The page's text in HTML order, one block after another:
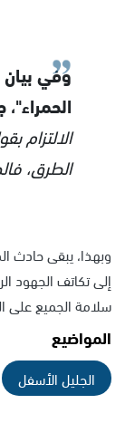
وفي
الالتزام
الطرق،
وبهذا، يبقى حادث
إلى تكاتف الجهود
سلامة الجميع على
المواضيع
الجليل الأسفل